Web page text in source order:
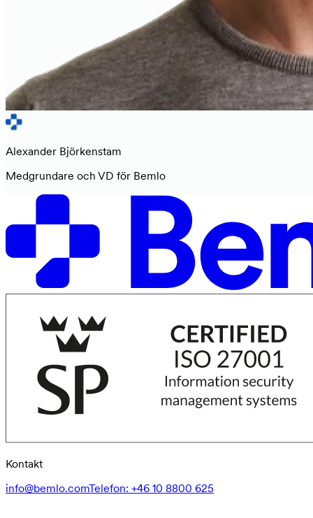
Alexander Björkenstam
Medgrundare och VD för Bemlo
Kontakt
info@bemlo.comTelefon: +46 10 8800 625